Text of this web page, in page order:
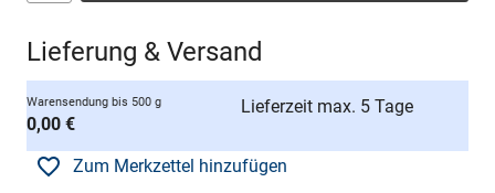
Lieferung & Versand
Warensendung bis 500 g
0,00 €
Lieferzeit max. 5 Tage
Zum Merkzettel hinzufügen